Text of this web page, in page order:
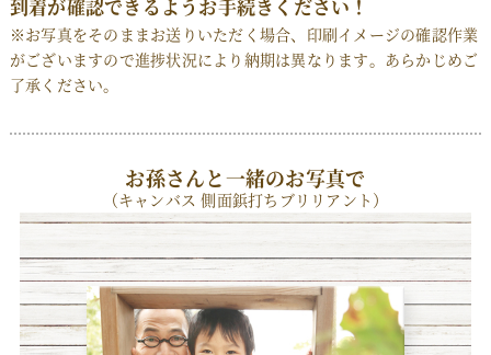
到着が確認できるようお手続きください！
※お写真をそのままお送りいただく場合、印刷イメージの確認作業
がございますので進捗状況により納期は異なります。あらかじめご
了承ください。
お孫さんと一緒のお写真で
（キャンバス 側面鋲打ちブリリアント）